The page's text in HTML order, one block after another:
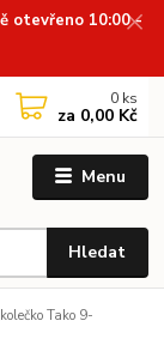
otevřeno 10:00 -
Menu
Hledat
0 ks
za 0,00 Kč
Tako 9-